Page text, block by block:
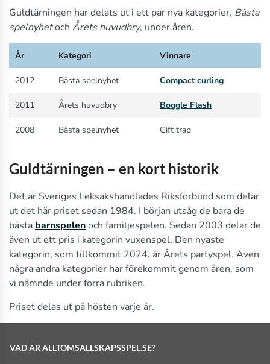
Guldtärningen har delats ut i ett par nya kategorier, Bästa
spelnyhetoch Årets huvudbry, under åren.
År Kategori Vinnare
2012 Bästa spelnyhet Compact curling
2011 Årets huvudbry Boggle Flash
2008 Bästa spelnyhet Gift trap
Guldtärningen – en kort historik
Det är Sveriges Leksakshandlades Riksförbund som delar
ut det här priset sedan 1984. I början utsåg de bara de
bästa barnspelenoch familjespelen. Sedan 2003 delar de
även ut ett pris i kategorin vuxenspel. Den nyaste
kategorin, som tillkommit 2024, är Årets partyspel. Även
några andra kategorier har förekommit genom åren, som
vi nämnde under förra rubriken.
Priset delas ut på hösten varje år.
VAD ÄR ALLTOMSALLSKAPSSPEL.SE?